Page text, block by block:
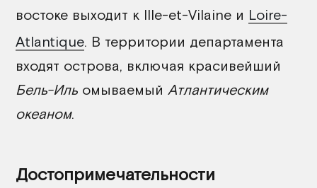
востоке выходит к Ille-et-Vilaine и Loire-
Atlantique. В территории департамента
входят острова, включая красивейший
Бель-Иль омываемый Атлантическим
океаном.
Достопримечательности